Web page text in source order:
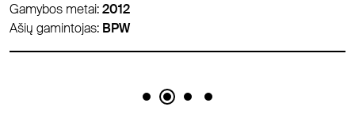
Gamybos metai:2012
Ašių gamintojas: BPW